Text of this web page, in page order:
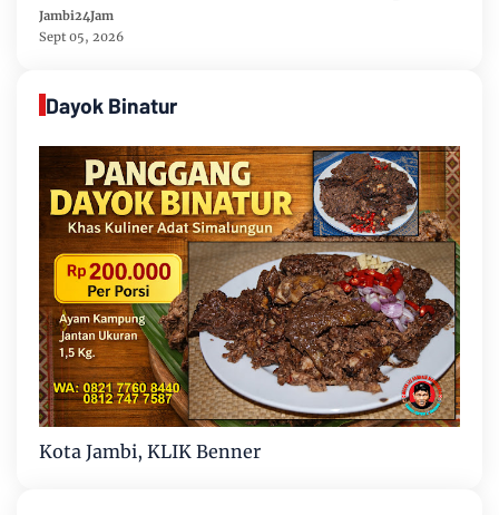
Penegakan Hukum
Jambi24Jam
Sept 05, 2026
Dayok Binatur
Kota Jambi, KLIK Benner